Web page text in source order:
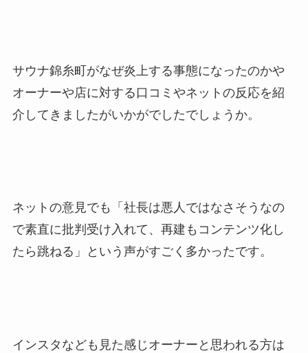
サウナ錦糸町がなぜ炎上する事態になったのかや
オーナーや店に対する口コミやネットの反応を紹
介してきましたがいかがでしたでしょうか。
ネットの意見でも「社長は悪人ではなさそうなの
で素直に批判受け入れて、再建もコンテンツ化し
たら跳ねる」という声がすごく多かったです。
インスタなども見た感じオーナーと思われる方は